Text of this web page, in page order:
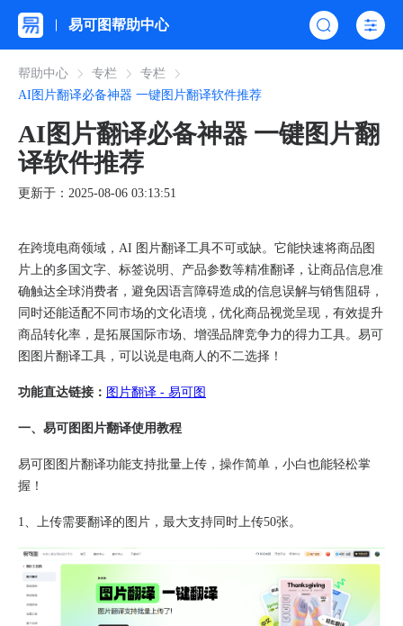
易可图帮助中心
帮助中心 专栏
专栏
AI图片翻译必备神器 一键图片翻译软件推荐
AI图片翻译必备神器 一键图片翻
译软件推荐
更新于：2025-08-06 03:13:51
在跨境电商领域，AI 图片翻译工具不可或缺。它能快速将商品图
片上的多国文字、标签说明、产品参数等精准翻译，让商品信息准
确触达全球消费者，避免因语言障碍造成的信息误解与销售阻碍，
同时还能适配不同市场的文化语境，优化商品视觉呈现，有效提升
商品转化率，是拓展国际市场、增强品牌竞争力的得力工具。易可
图图片翻译工具，可以说是电商人的不二选择！
功能直达链接： 图片翻译 - 易可图
一、易可图图片翻译使用教程
易可图图片翻译功能支持批量上传，操作简单，小白也能轻松掌
握！
1、上传需要翻译的图片，最大支持同时上传50张。